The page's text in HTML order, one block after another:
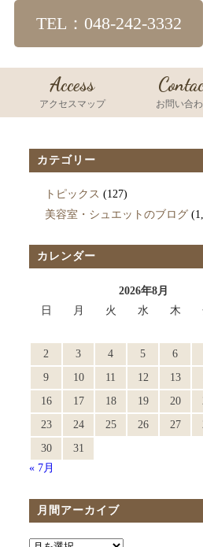
TEL：048-242-3332
Access
アクセスマップ お問い合
カテゴリー
トピックス (127)
美容室・シュエットのブログ
カレンダー
2026年8月
日
月 火 水 木
2
3 4 5 6
9
10 11 12 13
16
17 18 19 20
23
24 25 26 27
30
31
« 7月
月間アーカイブ